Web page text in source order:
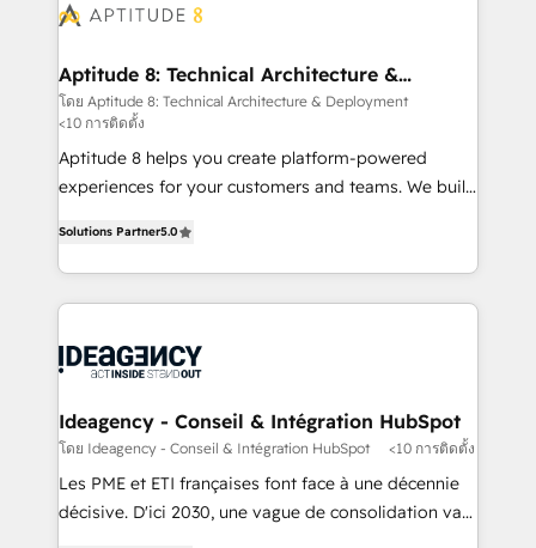
delà d’une simple transformation digitale et des
➤ L’intégration de CRM et de méthodologie RevOps
pour aligner les équipes marketing, commerciales et
support client (data migration, synchronisation API,
audit et maintenance) ➤ La création de sites internet
de conversion qui transforment les visiteurs en
stratégies d'acquisition marketing (SEO, SEA,
inbound, automatisation marketing, ABM, IA,
emailing) Informations clés : - 10 ans d'expérience -
experts conseil - 150 certifications HubSpot
Aptitude 8: Technical Architecture &
Deployment
โดย Aptitude 8: Technical Architecture & Deployment
<10 การติดตั้ง
Aptitude 8 helps you create platform-powered
experiences for your customers and teams. We build
across your entire tech stack. Aptitude 8 is trusted
by top brands such as Lenovo, Bluetooth,
International Sports Sciences Association, SXSW,
Randstad, Uber Freight, and HubSpot itself. We have
partner and expertise across operational strategy,
business-first process building, system integration,
custom development, and extensibility. When you
work with Aptitude 8, you get a team – not an
Solutions Partner5.0
Ideagency - Conseil & Intégration HubSpot
โดย Ideagency - Conseil & Intégration HubSpot <10 การติดตั้ง
Les PME et ETI françaises font face à une décennie
décisive. D'ici 2030, une vague de consolidation va